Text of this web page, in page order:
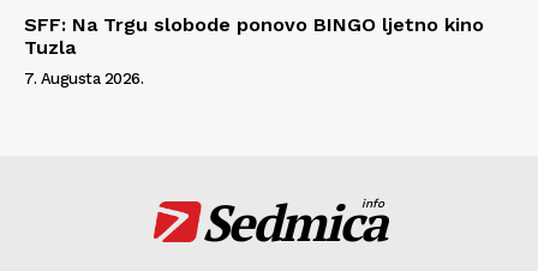
SFF: Na Trgu slobode ponovo BINGO ljetno kino
Tuzla
7. Augusta 2026.
Sedmica
info